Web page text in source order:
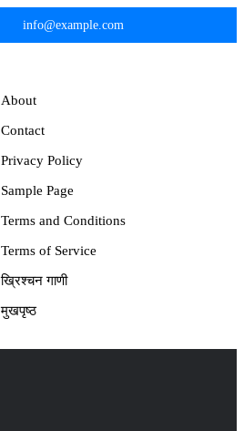
info@example.com
About
Contact
Privacy Policy
Sample Page
Terms and Conditions
Terms of Service
ख्रिश्चन गाणी
मुखपृष्ठ